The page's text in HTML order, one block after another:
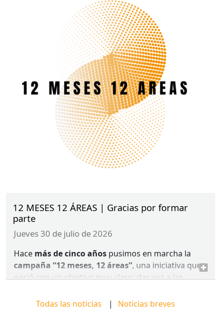
12 MESES 12 ÁREAS | Gracias por formar
parte
jueves 30 de julio de 2026
Hace más de cinco años pusimos en marcha la
campaña “12 meses, 12 áreas”, una iniciativa que
nació con un objetivo muy claro: dar voz a las
colegiatura la diversidad de ámbitos en los que
ejercemos nuestra profesión.
Todas las noticias Noticias breves